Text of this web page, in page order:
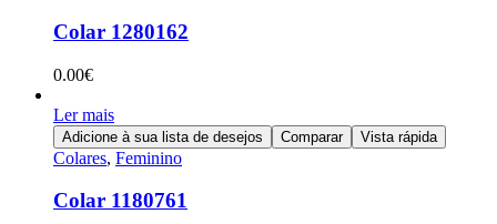
Colar 1280162
0.00€
Ler mais
Adicione à sua lista de desejos Comparar Vista rápida
Colares, Feminino
Colar 1180761